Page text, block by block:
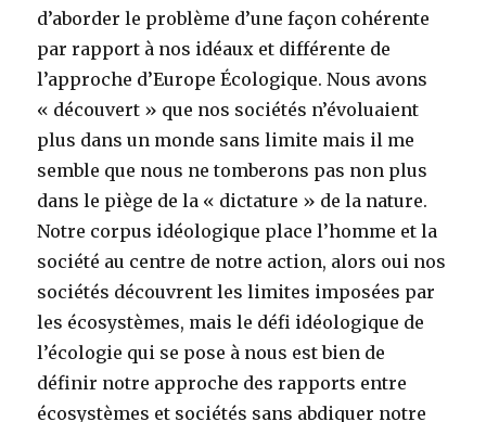
d’aborder le problème d’une façon cohérente
par rapport à nos idéaux et différente de
l’approche d’Europe Écologique. Nous avons
« découvert » que nos sociétés n’évoluaient
plus dans un monde sans limite mais il me
semble que nous ne tomberons pas non plus
dans le piège de la « dictature » de la nature.
Notre corpus idéologique place l’homme et la
société au centre de notre action, alors oui nos
sociétés découvrent les limites imposées par
les écosystèmes, mais le défi idéologique de
l’écologie qui se pose à nous est bien de
définir notre approche des rapports entre
écosystèmes et sociétés sans abdiquer notre